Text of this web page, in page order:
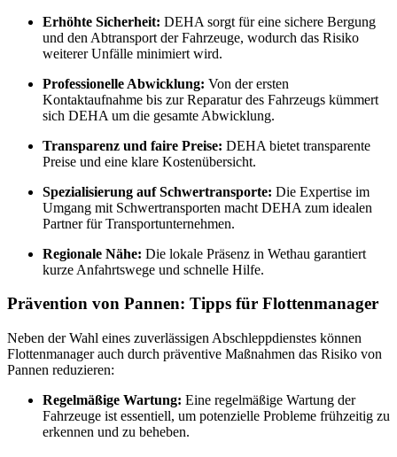
Erhöhte Sicherheit: DEHA sorgt für eine sichere Bergung
und den Abtransport der Fahrzeuge, wodurch das Risiko
weiterer Unfälle minimiert wird.
Professionelle Abwicklung: Von der ersten
Kontaktaufnahme bis zur Reparatur des Fahrzeugs kümmert
sich DEHA um die gesamte Abwicklung.
Transparenz und faire Preise: DEHA bietet transparente
Preise und eine klare Kostenübersicht.
Spezialisierung auf Schwertransporte: Die Expertise im
Umgang mit Schwertransporten macht DEHA zum idealen
Partner für Transportunternehmen.
Regionale Nähe: Die lokale Präsenz in Wethau garantiert
kurze Anfahrtswege und schnelle Hilfe.
Prävention von Pannen: Tipps für Flottenmanager
Neben der Wahl eines zuverlässigen Abschleppdienstes können
Flottenmanager auch durch präventive Maßnahmen das Risiko von
Pannen reduzieren:
Regelmäßige Wartung: Eine regelmäßige Wartung der
Fahrzeuge ist essentiell, um potenzielle Probleme frühzeitig zu
erkennen und zu beheben.